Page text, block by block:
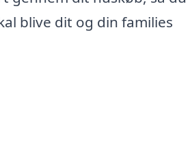
blive dit og din families